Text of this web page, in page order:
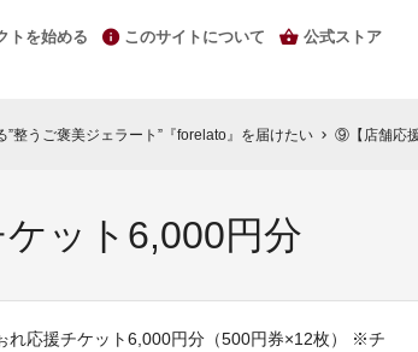
トを始める このサイトについて 公式ストア
整うご褒美ジェラート”『forelato』を届けたい chevron_right ⑨【店舗応
ット6,000円分
れ応援チケット6,000円分（500円券×12枚） ※チ